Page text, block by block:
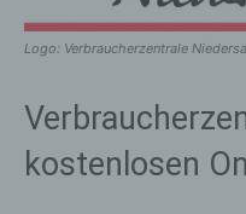
Logo: Verbraucherzentrale
kostenlosen